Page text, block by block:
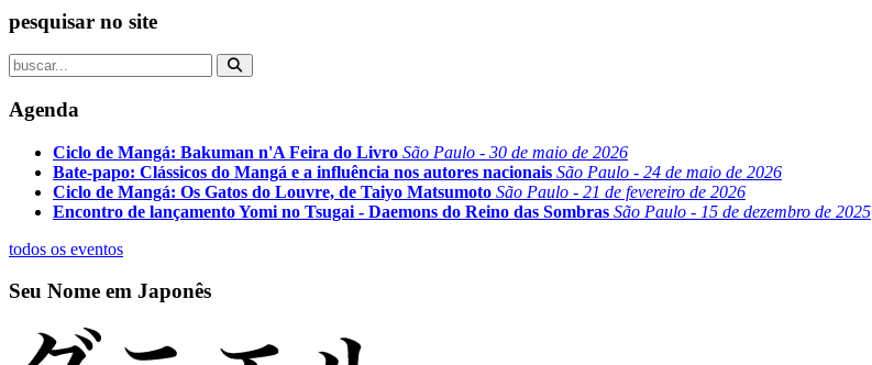
pesquisar no site
Agenda
Ciclo de Mangá: Bakuman n'A Feira do Livro São Paulo - 30 de maio de 2026
Bate-papo: Clássicos do Mangá e a influência nos autores nacionais São Paulo - 24 de maio de 2026
Ciclo de Mangá: Os Gatos do Louvre, de Taiyo Matsumoto São Paulo - 21 de fevereiro de 2026
Encontro de lançamento Yomi no Tsugai - Daemons do Reino das Sombras São Paulo - 15 de dezembro de 2025
todos os eventos
Seu Nome em Japonês